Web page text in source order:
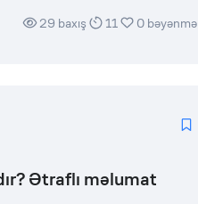
29 baxış 11 0 bəyənmə
Ətraflı məlumat